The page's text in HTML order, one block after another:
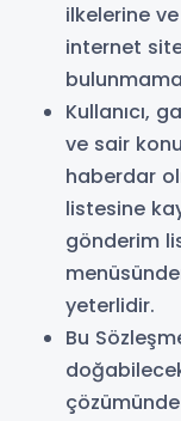
ilkelerine
internet
Kullanıcı,
ve sair
haberdar
listesine
gönderim
yeterlidir.
Bu